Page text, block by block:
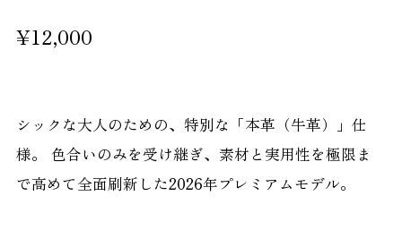
¥12,000
シックな大人のための、特別な「本革（牛革）」仕
様。 色合いのみを受け継ぎ、素材と実用性を極限ま
で高めて全面刷新した2026年プレミアムモデル。